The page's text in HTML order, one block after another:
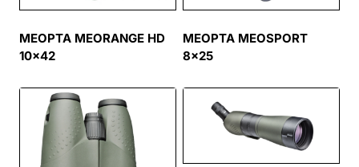
MEOPTA MEORANGE HD
10×42
MEOPTA MEOSPORT
8×25